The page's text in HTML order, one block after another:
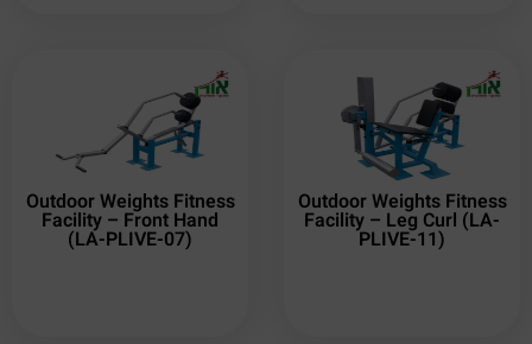
Outdoor Weights Fitness
Facility – Front Hand
(LA-PLIVE-07)
Outdoor Weights Fitness
Facility – Leg Curl (LA-
PLIVE-11)